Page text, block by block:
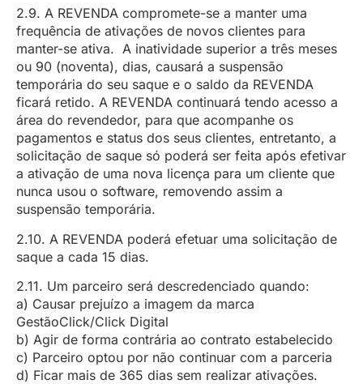
2.9. A REVENDA compromete-se a manter uma
frequência de ativações de novos clientes para
manter-se ativa. A inatividade superior a três meses
ou 90 (noventa), dias, causará a suspensão
temporária do seu saque e o saldo da REVENDA
ficará retido. A REVENDA continuará tendo acesso a
área do revendedor, para que acompanhe os
pagamentos e status dos seus clientes, entretanto, a
solicitação de saque só poderá ser feita após efetivar
a ativação de uma nova licença para um cliente que
nunca usou o software, removendo assim a
suspensão temporária.
2.10. A REVENDA poderá efetuar uma solicitação de
saque a cada 15 dias.
2.11. Um parceiro será descredenciado quando:
a) Causar prejuízo a imagem da marca
GestãoClick/Click Digital
b) Agir de forma contrária ao contrato estabelecido
c) Parceiro optou por não continuar com a parceria
d) Ficar mais de 365 dias sem realizar ativações.